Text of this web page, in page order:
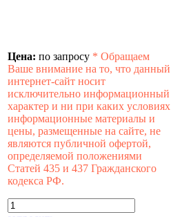
Цена: по запросу * Обращаем
Ваше внимание на то, что данный
интернет-сайт носит
исключительно информационный
характер и ни при каких условиях
информационные материалы и
цены, размещенные на сайте, не
являются публичной офертой,
определяемой положениями
Статей 435 и 437 Гражданского
кодекса РФ.